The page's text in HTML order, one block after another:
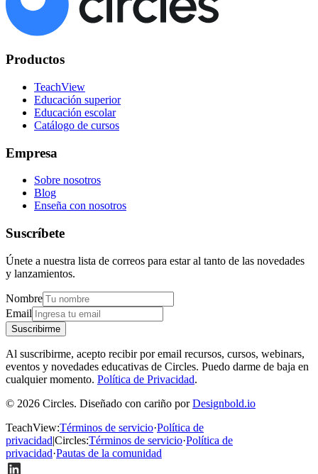
Productos
TeachView
Educación superior
Educación escolar
Catálogo de cursos
Empresa
Sobre nosotros
Blog
Enseña con nosotros
Suscríbete
Únete a nuestra lista de correos para estar al tanto de las novedades
y lanzamientos.
Nombre
Email
Suscribirme
Al suscribirme, acepto recibir por email recursos, cursos, webinars,
eventos y novedades educativas de Circles. Puedo darme de baja en
cualquier momento. Política de Privacidad.
© 2026 Circles. Diseñado con cariño por Designbold.io
TeachView:Términos de servicio·Política de
privacidad|Circles:Términos de servicio·Política de
privacidad·Pautas de la comunidad